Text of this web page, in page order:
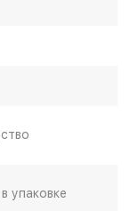
упаковке